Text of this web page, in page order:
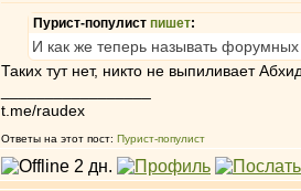
Пурист-популист пишет:
И как же теперь называть
Таких тут нет, никто не выпиливает
t.me/raudex
Ответы на этот пост: Пурист-популист